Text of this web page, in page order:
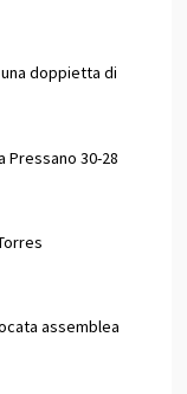
una doppietta di
Pressano 30-28
assemblea